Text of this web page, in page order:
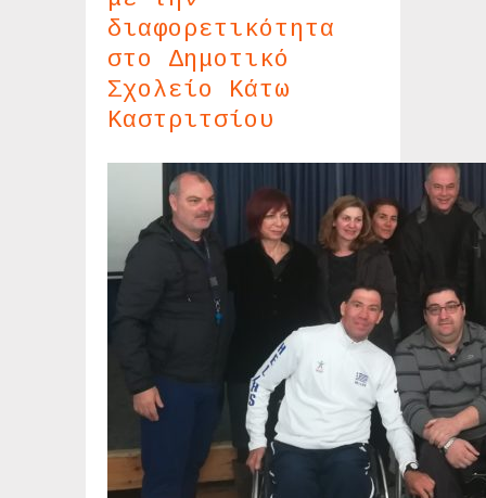
διαφορετικότητα
στο Δημοτικό
Σχολείο Κάτω
Καστριτσίου